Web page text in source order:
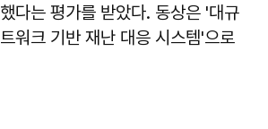
다는 평가를 받았다. 동상은 '대규
워크 기반 재난 대응 시스템'으로